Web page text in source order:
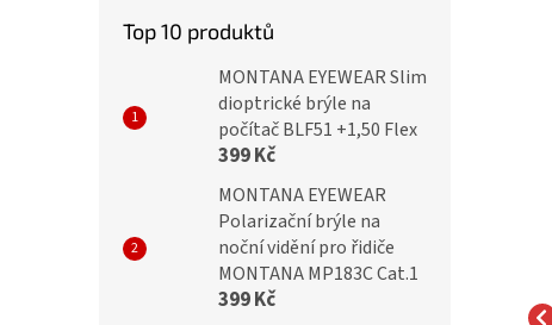
Top 10 produktů
MONTANA EYEWEAR Slim
dioptrické brýle na
počítač BLF51 +1,50 Flex
399 Kč
MONTANA EYEWEAR
Polarizační brýle na
noční vidění pro řidiče
MONTANA MP183C Cat.1
399 Kč